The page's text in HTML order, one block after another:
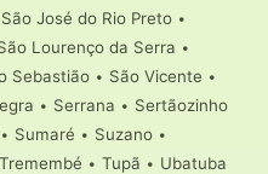
São José do Rio Preto •
Lourenço da Serra •
Sebastião • São Vicente •
• Serrana • Sertãozinho
• Sumaré • Suzano•
Tremembé • Tupã • Ubatuba